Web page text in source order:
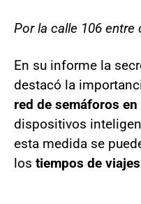
Por la calle 106 entre
En su informe la
destacó la
red de semáforos en
dispositivos
esta medida se
los tiempos de viajes